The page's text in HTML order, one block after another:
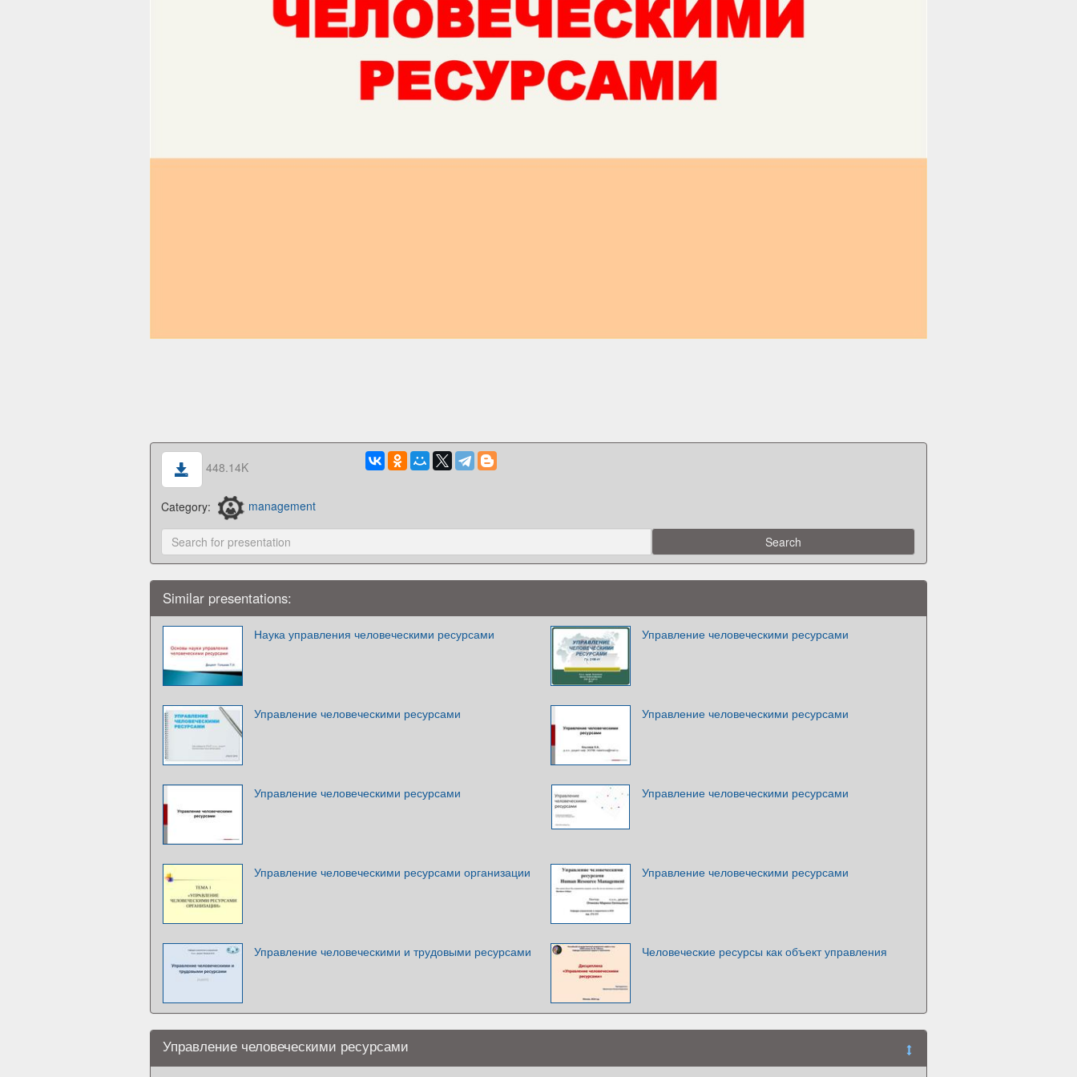
448.14K
Category: management
Similar presentations:
Наука управления человеческими ресурсами Управление человеческими ресурсами
Управление человеческими ресурсами Управление человеческими ресурсами
Управление человеческими ресурсами Управление человеческими ресурсами
Управление человеческими ресурсами организации Управление человеческими ресурсами
Управление человеческими и трудовыми ресурсами Человеческие ресурсы как объект управления
Управление человеческими ресурсами